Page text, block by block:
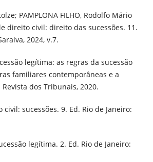
PAMPLONA FILHO, Rodolfo Mário
direito civil: direito das sucessões. 11.
2024, v.7.
legítima: as regras da sucessão
familiares contemporâneas e a
dos Tribunais, 2020.
civil: sucessões. 9. Ed. Rio de Janeiro:
legítima. 2. Ed. Rio de Janeiro: